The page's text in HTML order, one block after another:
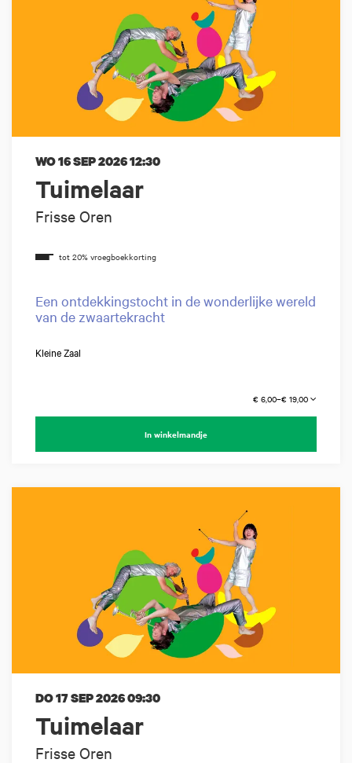
Tuimelaar
Frisse Oren
WO 16 SEP 202612:30
Een ontdekkingstocht in de wonderlijke wereld
van de zwaartekracht
Kleine Zaal
€ 6,00–€ 19,00
In winkelmandje
Tuimelaar
Frisse Oren
DO 17 SEP 202609:30